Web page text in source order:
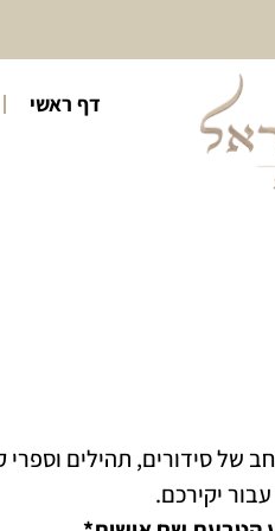
קטגוריית
דף ראשי
של סידורים, תהילים וספרי
יקירכם.